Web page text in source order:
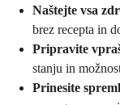
Naštejte vsa
brez recepta in
Pripravite
stanju in
Prinesite